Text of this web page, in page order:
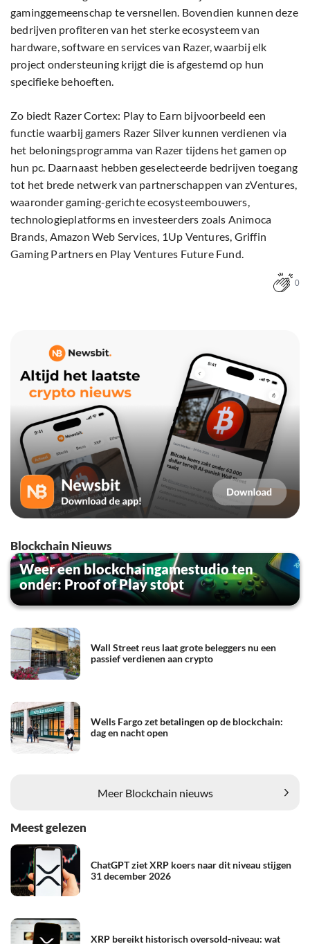
gaminggemeenschap te versnellen. Bovendien kunnen deze
bedrijven profiteren van het sterke ecosysteem van
hardware, software en services van Razer, waarbij elk
project ondersteuning krijgt die is afgestemd op hun
specifieke behoeften.
Zo biedt Razer Cortex: Play to Earn bijvoorbeeld een
functie waarbij gamers Razer Silver kunnen verdienen via
het beloningsprogramma van Razer tijdens het gamen op
hun pc. Daarnaast hebben geselecteerde bedrijven toegang
tot het brede netwerk van partnerschappen van zVentures,
waaronder gaming-gerichte ecosysteembouwers,
technologieplatforms en investeerders zoals Animoca
Brands, Amazon Web Services, 1Up Ventures, Griffin
Gaming Partners en Play Ventures Future Fund.
0
Blockchain Nieuws
Weer een blockchaingamestudio ten
onder: Proof of Play stopt
Wall Street reus laat grote beleggers nu een
passief verdienen aan crypto
Wells Fargo zet betalingen op de blockchain:
dag en nacht open
Meer Blockchain nieuws
Meest gelezen
ChatGPT ziet XRP koers naar dit niveau stijgen
31 december 2026
XRP bereikt historisch oversold-niveau: wat